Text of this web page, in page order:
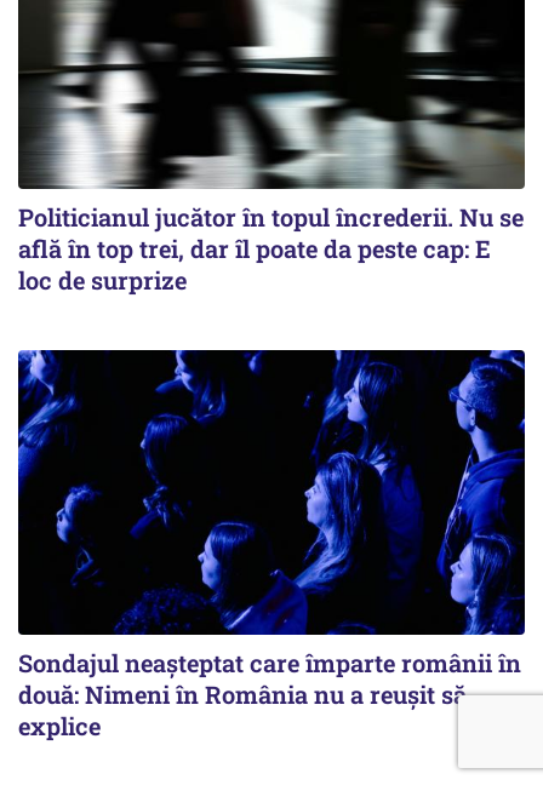
Politicianul jucător în topul încrederii. Nu se
află în top trei, dar îl poate da peste cap: E
loc de surprize
Sondajul neașteptat care împarte românii în
două: Nimeni în România nu a reușit să
explice